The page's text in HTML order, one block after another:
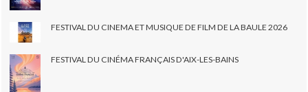
FESTIVAL DU CINEMA ET MUSIQUE DE FILM DE LA BAULE 2026
FESTIVAL DU CINÉMA FRANÇAIS D'AIX-LES-BAINS